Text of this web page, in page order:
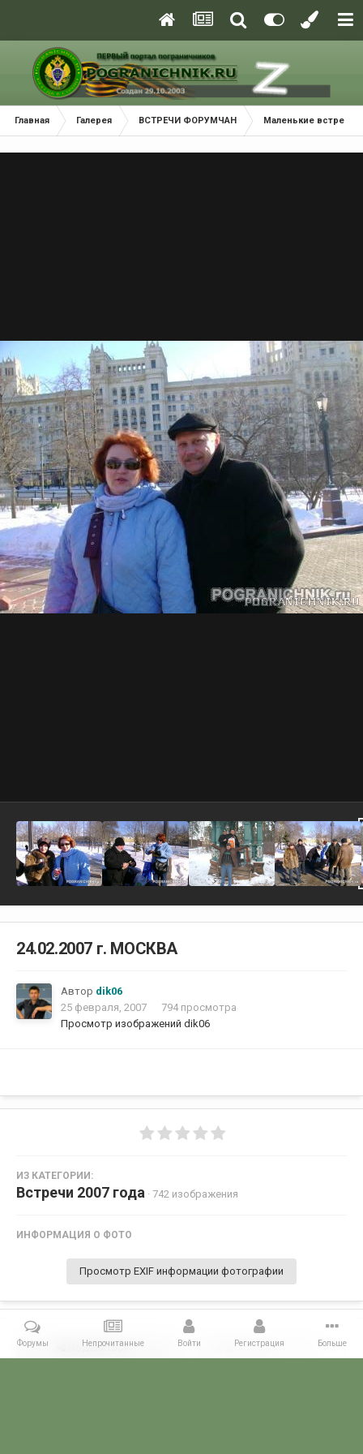
Главная Галерея ВСТРЕЧИ ФОРУМЧАН Маленькие встречи
24.02.2007 г. МОСКВА
Автор dik06
25 февраля, 2007
794 просмотра
Просмотр изображений dik06
ИЗ КАТЕГОРИИ:
Встречи 2007 года · 742 изображения
ИНФОРМАЦИЯ О ФОТО
Просмотр EXIF информации фотографии
Поделиться Подписчики 0
Форумы Непрочитанные Войти Регистрация Больше